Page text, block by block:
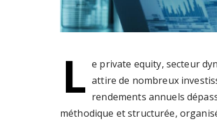
L e private equity, secteur
attire de nombreux
rendements annuels
méthodique et structurée,